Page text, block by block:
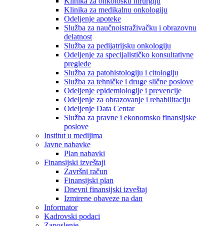
Klinika za medikalnu onkologiju
Odeljenje apoteke
Služba za naučnoistraživačku i obrazovnu
delatnost
Služba za pedijatrijsku onkologiju
Odeljenje za specijalističko konsultativne
preglede
Služba za patohistologiju i citologiju
Služba za tehničke i druge slične poslove
Odeljenje epidemiologije i prevencije
Odeljenje za obrazovanje i rehabilitaciju
Odeljenje Data Centar
Služba za pravne i ekonomsko finansijske
poslove
Institut u medijima
Javne nabavke
Plan nabavki
Finansijski izveštaji
Završni račun
Finansijski plan
Dnevni finansijski izveštaj
Izmirene obaveze na dan
Informator
Kadrovski podaci